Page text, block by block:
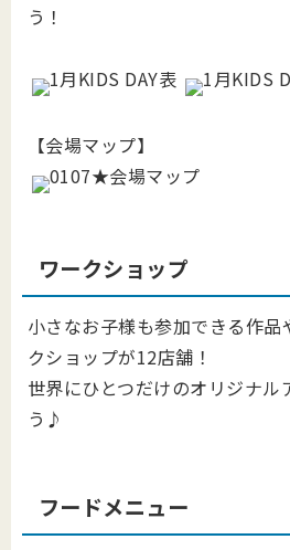
う！
【会場マップ】
ワークショップ
小さなお子様も参加できる作品
クショップが12店舗！
世界にひとつだけのオリジナル
う♪
フードメニュー